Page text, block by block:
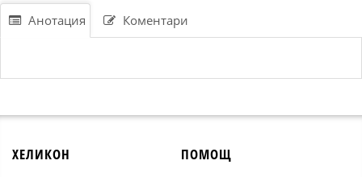
Анотация Коментари
ХЕЛИКОН ПОМОЩ